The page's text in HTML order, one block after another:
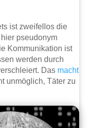
ist zweifellos die
pseudonym
Kommunikation ist
werden durch
Das macht
unmöglich, Täter zu